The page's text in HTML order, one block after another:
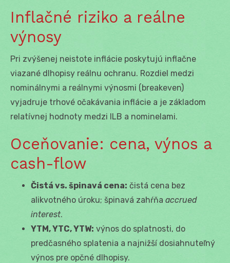
Inflačné riziko a reálne
výnosy
Pri zvýšenej neistote inflácie poskytujú inflačne
viazané dlhopisy reálnu ochranu. Rozdiel medzi
nominálnymi a reálnymi výnosmi (breakeven)
vyjadruje trhové očakávania inflácie a je základom
relatívnej hodnoty medzi ILB a nominelami.
Oceňovanie: cena, výnos a
cash-flow
Čistá vs. špinavá cena: čistá cena bez
alikvotného úroku; špinavá zahŕňa accrued
interest.
YTM, YTC, YTW: výnos do splatnosti, do
predčasného splatenia a najnižší dosiahnuteľný
výnos pre opčné dlhopisy.